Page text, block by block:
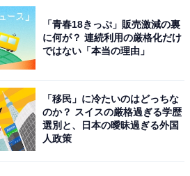
「青春18きっぷ」販売激減の裏
に何が？ 連続利用の厳格化だけ
ではない「本当の理由」
「移民」に冷たいのはどっちな
のか？ スイスの厳格過ぎる学歴
選別と、日本の曖昧過ぎる外国
人政策